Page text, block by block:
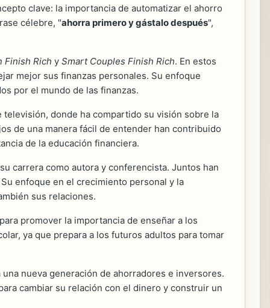
clave: la importancia de automatizar el ahorro
célebre, "ahorra primero y gástalo después",
Finish Rich y Smart Couples Finish Rich. En estos
mejor sus finanzas personales. Su enfoque
por el mundo de las finanzas.
donde ha compartido su visión sobre la
de una manera fácil de entender han contribuido
de la educación financiera.
carrera como autora y conferencista. Juntos han
enfoque en el crecimiento personal y la
sus relaciones.
promover la importancia de enseñar a los
ya que prepara a los futuros adultos para tomar
nueva generación de ahorradores e inversores.
cambiar su relación con el dinero y construir un